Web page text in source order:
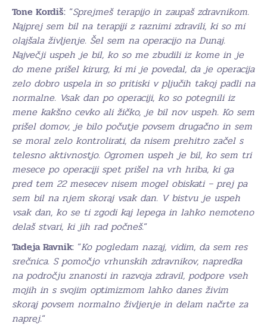
Tone Kordiš: “Sprejmeš terapijo in zaupaš zdravnikom.
Najprej sem bil na terapiji z raznimi zdravili, ki so mi
olajšala življenje. Šel sem na operacijo na Dunaj.
Največji uspeh je bil, ko so me zbudili iz kome in je
do mene prišel kirurg, ki mi je povedal, da je operacija
zelo dobro uspela in so pritiski v pljučih takoj padli na
normalne. Vsak dan po operaciji, ko so potegnili iz
mene kakšno cevko ali žičko, je bil nov uspeh. Ko sem
prišel domov, je bilo počutje povsem drugačno in sem
se moral zelo kontrolirati, da nisem prehitro začel s
telesno aktivnostjo. Ogromen uspeh je bil, ko sem tri
mesece po operaciji spet prišel na vrh hriba, ki ga
pred tem 22 mesecev nisem mogel obiskati – prej pa
sem bil na njem skoraj vsak dan. V bistvu je uspeh
vsak dan, ko se ti zgodi kaj lepega in lahko nemoteno
delaš stvari, ki jih rad počneš.“
Tadeja Ravnik: “Ko pogledam nazaj, vidim, da sem res
srečnica. S pomočjo vrhunskih zdravnikov, napredka
na področju znanosti in razvoja zdravil, podpore vseh
mojih in s svojim optimizmom lahko danes živim
skoraj povsem normalno življenje in delam načrte za
naprej.“